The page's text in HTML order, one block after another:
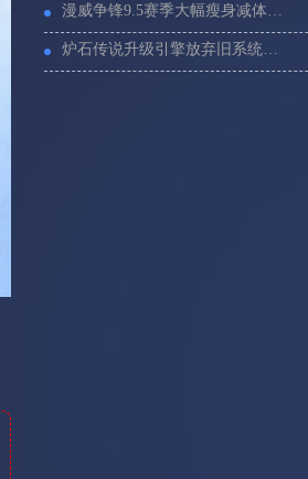
漫威争锋9.5赛季大幅瘦身减体积，漫威争锋国际服更新慢进不去游戏这样解决
炉石传说升级引擎放弃旧系统，国外玩炉石传说14赛季卡顿咋办